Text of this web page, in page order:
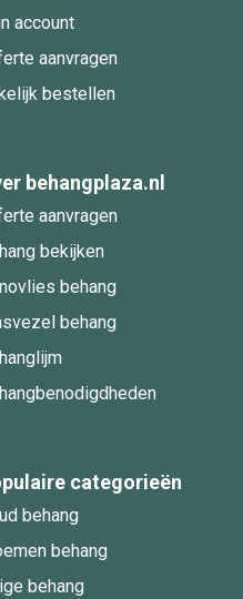
account
aanvragen
bestellen
behangplaza.nl
aanvragen
bekijken
behang
behang
categorieën
behang
behang
behang